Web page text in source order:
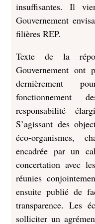
insuffisantes. Il
Gouvernement
filières REP.
Texte de la
Gouvernement ont
dernièrement
fonctionnement
responsabilité
S’agissant des
éco-organismes,
encadrée par un
concertation avec
réunies
ensuite publié de
transparence. Les
solliciter un